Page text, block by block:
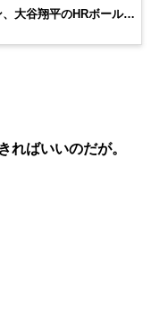
大谷翔平のHRボールを
を海外称賛！
ればいいのだが。